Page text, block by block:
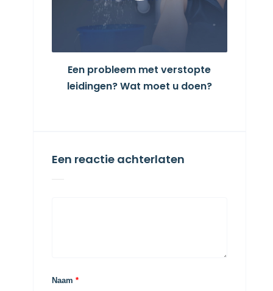
Een probleem met verstopte
leidingen? Wat moet u doen?
Een reactie achterlaten
Naam *